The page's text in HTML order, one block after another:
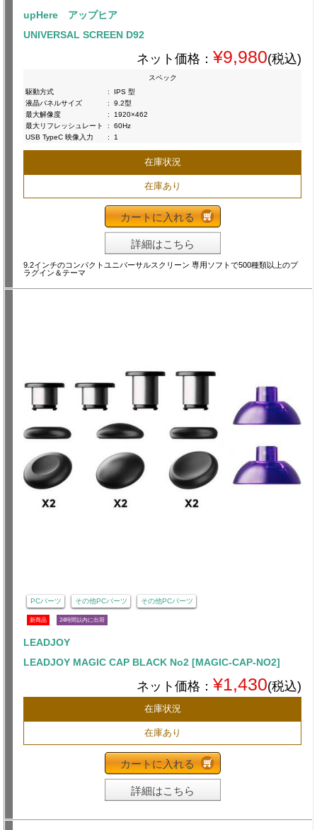
upHere アップヒア
UNIVERSAL SCREEN D92
ネット価格： ¥9,980(税込)
スペック
駆動方式
:
IPS 型
液晶パネルサイズ
:
9.2型
最大解像度
:
1920×462
最大リフレッシュレート
:
60Hz
USB TypeC 映像入力
: 1
在庫状況
在庫あり
カートに入れる
詳細はこちら
9.2インチのコンパクトユニバーサルスクリーン 専用ソフトで500種類以上のプ
ラグイン＆テーマ
PCパーツ その他PCパーツ その他PCパーツ
新商品 24時間以内に出荷
LEADJOY
LEADJOY MAGIC CAP BLACK No2 [MAGIC-CAP-NO2]
ネット価格： ¥1,430(税込)
在庫状況
在庫あり
カートに入れる
詳細はこちら